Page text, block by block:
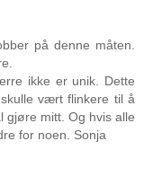
på denne måten.
ikke er unik. Dette
vært flinkere til å
mitt. Og hvis alle
for noen. Sonja